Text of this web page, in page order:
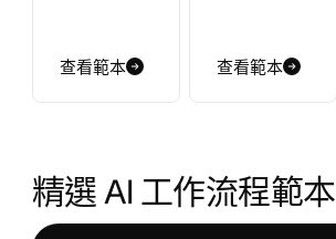
查看範本 查看範本
精選 AI 工作流程範本